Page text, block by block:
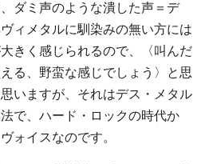
ダミ声のような潰した声＝デ
ィメタルに馴染みの無い方には
きく感じられるので、〈叫んだ
る、野蛮な感じでしょう〉と思
いますが、それはデス・メタル
で、ハード・ロックの時代か
ォイスなのです。